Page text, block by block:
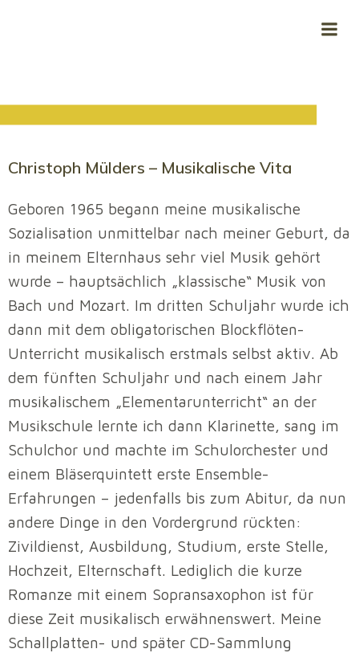
Christoph Mülders – Musikalische Vita
Geboren 1965 begann meine musikalische
Sozialisation unmittelbar nach meiner Geburt, da
in meinem Elternhaus sehr viel Musik gehört
wurde – hauptsächlich „klassische“ Musik von
Bach und Mozart. Im dritten Schuljahr wurde ich
dann mit dem obligatorischen Blockflöten-
Unterricht musikalisch erstmals selbst aktiv. Ab
dem fünften Schuljahr und nach einem Jahr
musikalischem „Elementarunterricht“ an der
Musikschule lernte ich dann Klarinette, sang im
Schulchor und machte im Schulorchester und
einem Bläserquintett erste Ensemble-
Erfahrungen – jedenfalls bis zum Abitur, da nun
andere Dinge in den Vordergrund rückten:
Zivildienst, Ausbildung, Studium, erste Stelle,
Hochzeit, Elternschaft. Lediglich die kurze
Romanze mit einem Sopransaxophon ist für
diese Zeit musikalisch erwähnenswert. Meine
Schallplatten- und später CD-Sammlung